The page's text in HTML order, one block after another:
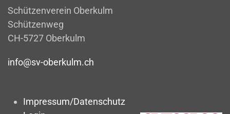
Schützenverein Oberkulm
Schützenweg
CH-5727 Oberkulm
info@sv-oberkulm.ch
Impressum/Datenschutz